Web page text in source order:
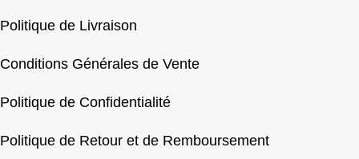
Politique de Livraison
Conditions Générales de Vente
Politique de Confidentialité
Politique de Retour et de Remboursement